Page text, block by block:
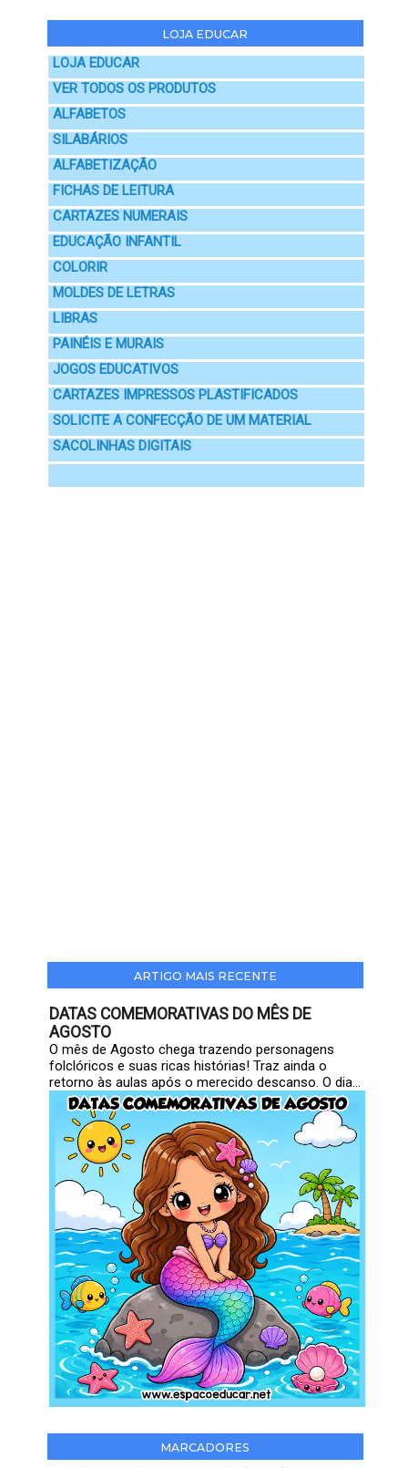
LOJA EDUCAR
LOJA EDUCAR
VER TODOS OS PRODUTOS
ALFABETOS
SILABÁRIOS
ALFABETIZAÇÃO
FICHAS DE LEITURA
CARTAZES NUMERAIS
EDUCAÇÃO INFANTIL
COLORIR
MOLDES DE LETRAS
LIBRAS
PAINÉIS E MURAIS
JOGOS EDUCATIVOS
CARTAZES IMPRESSOS PLASTIFICADOS
SOLICITE A CONFECÇÃO DE UM MATERIAL
SACOLINHAS DIGITAIS
ARTIGO MAIS RECENTE
DATAS COMEMORATIVAS DO MÊS DE
AGOSTO
O mês de Agosto chega trazendo personagens
folclóricos e suas ricas histórias! Traz ainda o
retorno às aulas após o merecido descanso. O dia...
MARCADORES